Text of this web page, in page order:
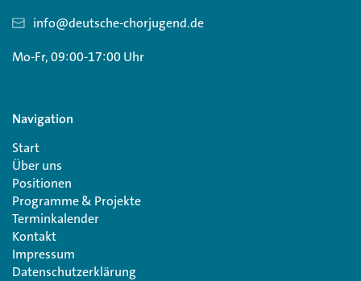
info@deutsche-chorjugend.de
Mo-Fr, 09:00-17:00 Uhr
Navigation
Start
Über uns
Positionen
Programme & Projekte
Terminkalender
Kontakt
Impressum
Datenschutzerklärung